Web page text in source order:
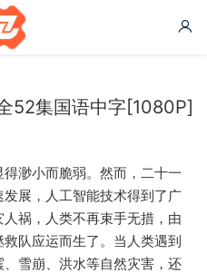
52集国语中字[1080P]
渺小而脆弱。然而，二十一
展，人工智能技术得到了广
祸，人类不再束手无措，由
队应运而生了。当人类遇到
雪崩、洪水等自然灾害，还